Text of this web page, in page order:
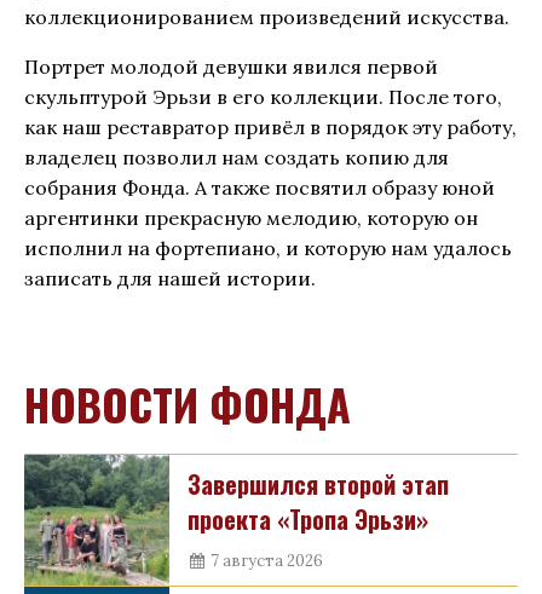
коллекционированием произведений искусства.
Портрет молодой девушки явился первой
скульптурой Эрьзи в его коллекции. После того,
как наш реставратор привёл в порядок эту работу,
владелец позволил нам создать копию для
собрания Фонда. А также посвятил образу юной
аргентинки прекрасную мелодию, которую он
исполнил на фортепиано, и которую нам удалось
записать для нашей истории.
НОВОСТИ ФОНДА
Завершился второй этап
проекта «Тропа Эрьзи»
7 августа 2026